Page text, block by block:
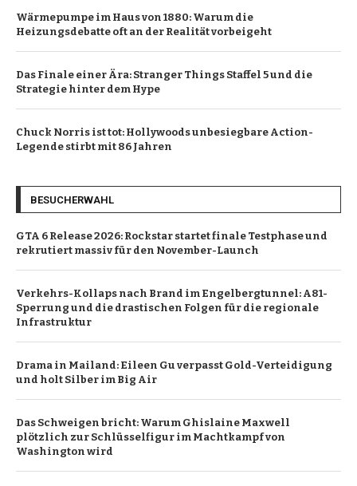
Wärmepumpe im Haus von 1880: Warum die
Heizungsdebatte oft an der Realität vorbeigeht
Das Finale einer Ära: Stranger Things Staffel 5 und die
Strategie hinter dem Hype
Chuck Norris ist tot: Hollywoods unbesiegbare Action-
Legende stirbt mit 86 Jahren
BESUCHERWAHL
GTA 6 Release 2026: Rockstar startet finale Testphase und
rekrutiert massiv für den November-Launch
Verkehrs-Kollaps nach Brand im Engelbergtunnel: A81-
Sperrung und die drastischen Folgen für die regionale
Infrastruktur
Drama in Mailand: Eileen Gu verpasst Gold-Verteidigung
und holt Silber im Big Air
Das Schweigen bricht: Warum Ghislaine Maxwell
plötzlich zur Schlüsselfigur im Machtkampf von
Washington wird